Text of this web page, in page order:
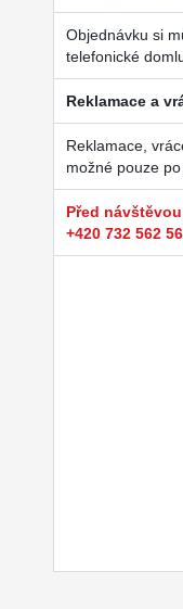
Objednávku si
telefonické
Reklamace a
Reklamace,
možné pouze
Před
+420 732 562